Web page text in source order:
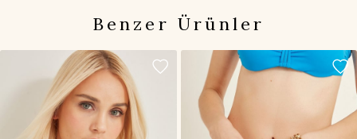
Benzer Ürünler